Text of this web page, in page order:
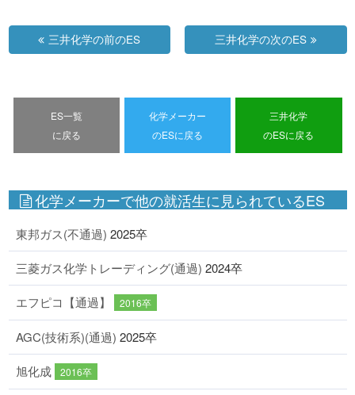
三井化学の前のES 三井化学の次のES
ES一覧
に戻る
化学メーカー
のESに戻る
三井化学
のESに戻る
化学メーカーで他の就活生に見られているES
東邦ガス(不通過) 2025卒
三菱ガス化学トレーディング(通過) 2024卒
エフピコ【通過】 2016卒
AGC(技術系)(通過) 2025卒
旭化成 2016卒